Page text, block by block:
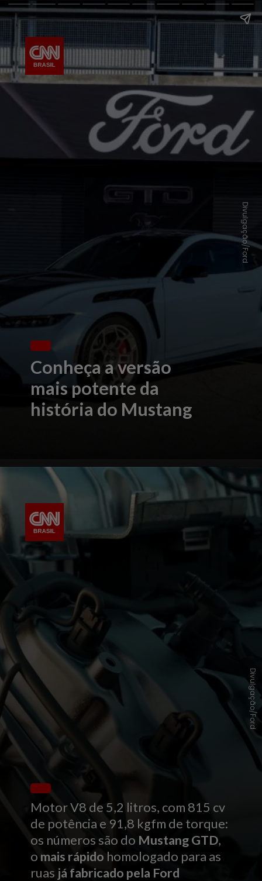
Conheça a versão
mais potente da
história do Mustang
Divulgação/Ford
Motor V8 de 5,2 litros, com 815 cv
de potência e 91,8 kgfm de torque:
os números são do Mustang GTD,
o mais rápido homologado para as
ruas já fabricado pela Ford
Divulgação/Ford